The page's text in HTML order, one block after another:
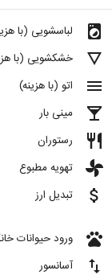
local_laundry_service لباسشویی (با
details خشکشویی (با
menu اتو (با هزینه)
local_bar مینی بار
restaurant رستوران
toys تهویه مطبوع
attach_money تبدیل ارز
pets ورود حیوانات
import_export آسانسور